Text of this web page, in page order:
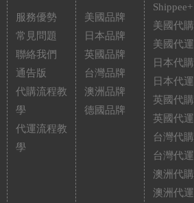
服務優勢
常見問題
聯絡我們
通告版
代購流程教
學
代運流程教
學
美國品牌
日本品牌
英國品牌
台灣品牌
澳洲品牌
德國品牌
Shippee+
美國代購
美國代運
日本代購
日本代運
英國代購
英國代運
台灣代購
台灣代運
澳洲代購
澳洲代運